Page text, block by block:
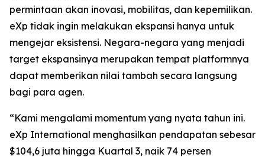
permintaan akan inovasi, mobilitas, dan kepemilikan.
eXp tidak ingin melakukan ekspansi hanya untuk
mengejar eksistensi. Negara-negara yang menjadi
target ekspansinya merupakan tempat platformnya
dapat memberikan nilai tambah secara langsung
bagi para agen.
“Kami mengalami momentum yang nyata tahun ini.
eXp International menghasilkan pendapatan sebesar
$104,6 juta hingga Kuartal 3, naik 74 persen